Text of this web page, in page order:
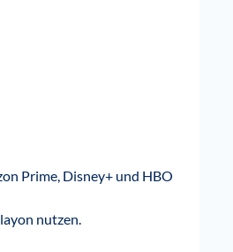
Prime, Disney+ und HBO
nutzen.